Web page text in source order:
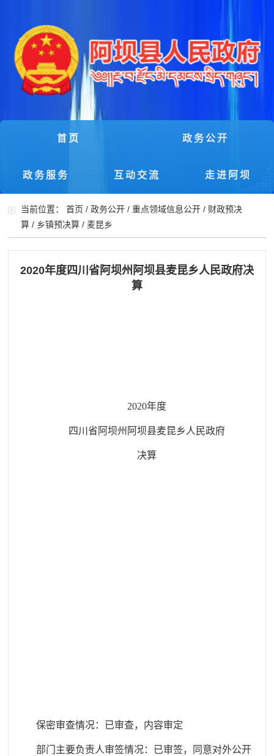
首页 政务公开
政务服务 互动交流 走进阿坝
当前位置：首页 /政务公开 /重点领域信息公开 / 财政预决
算 / 乡镇预决算 /麦昆乡
2020年度四川省阿坝州阿坝县麦昆乡人民政府决
算
2020年度
四川省阿坝州 阿坝县麦昆乡人民政府
决算
保密审查情况：已审查，内容审定
部门主要负责人审签情况：已审签，同意对外公开